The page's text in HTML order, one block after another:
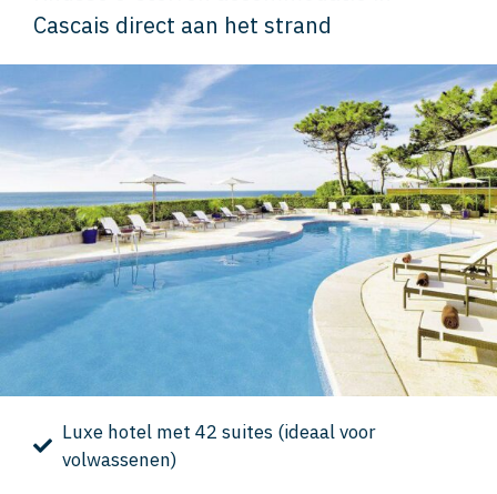
Cascais direct aan het strand
Luxe hotel met 42 suites (ideaal voor
volwassenen)